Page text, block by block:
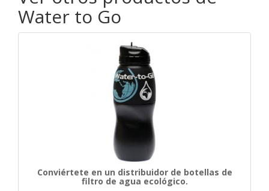
Water to Go
Conviértete en un distribuidor de botellas de
filtro de agua ecológico.